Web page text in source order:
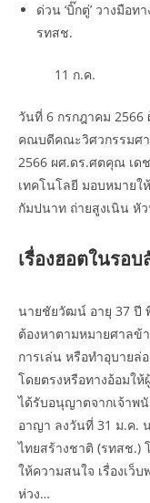
ด่วน ‘บิ๊กตู่’ วางมือ
รทสช.
11 ก.ค.
วันที่ 6 กรกฎาคม
คณบดีคณะวิศวกรรมศ
2566 ผศ.ดร.ศตคุณ เ
เทคโนโลยี มอบหมายใ
กัมปนาท ถ่ายสูงเนิน หั
เรื่องฮอตในรอ
นายชัยวัฒน์ อายุ 37 ปี
ต้องหาตามหมายศาลข้
การเล่น หรือทำอุบาย
โดยตรงหรือทางอ้อมใ
ได้รับอนุญาตจากเจ้าพ
อาญา ลงวันที่ 31 ม.ค.
ไทยสร้างชาติ (รทสช.)
ให้ความสนใจ เรื่องเว็
ห่วง…